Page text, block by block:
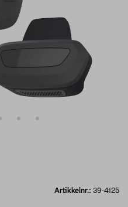
Artikkelnr.: 39-4125